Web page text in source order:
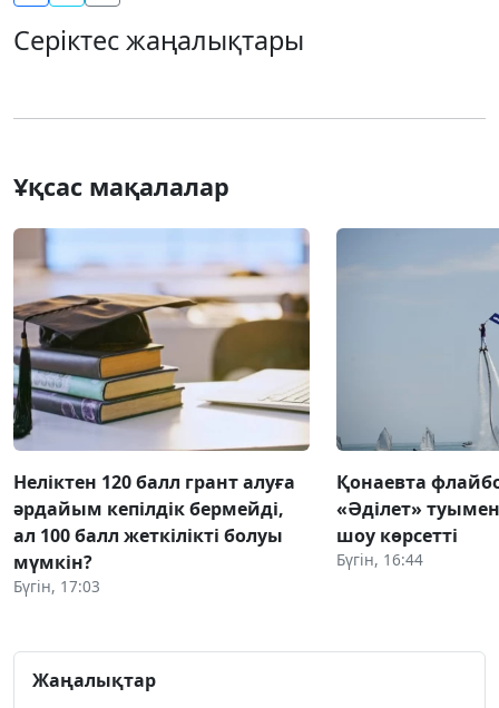
Серіктес жаңалықтары
Ұқсас мақалалар
Неліктен 120 балл грант алуға
әрдайым кепілдік бермейді,
ал 100 балл жеткілікті болуы
мүмкін?
Бүгін, 17:03
Қонаевта
«Әділет» туымен
шоу көрсетті
Бүгін, 16:44
Жаңалықтар